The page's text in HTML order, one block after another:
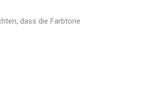
dass die Farbtöne